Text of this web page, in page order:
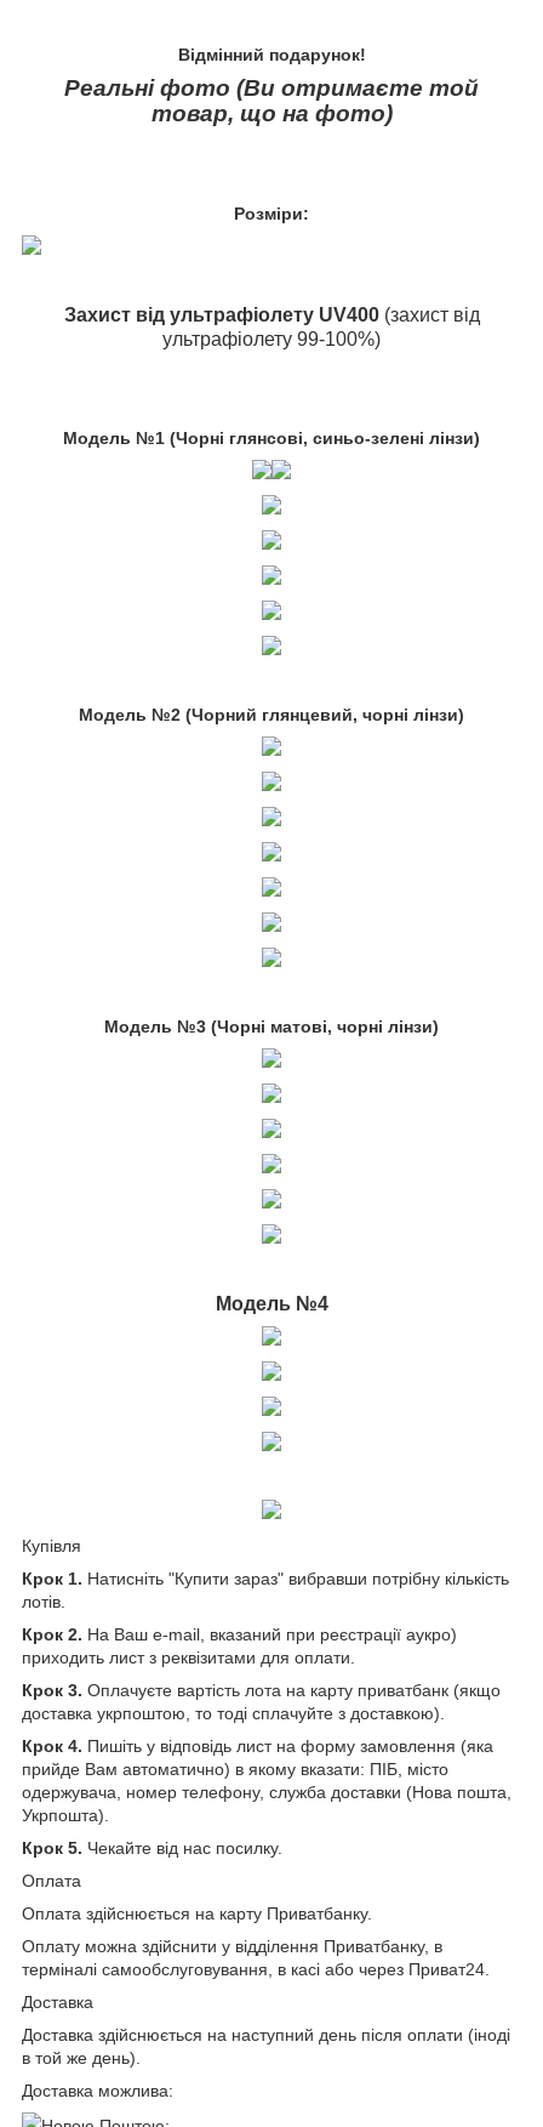
Відмінний подарунок!
Реальні фото (Ви отримаєте той
товар, що на фото)
Розміри:
Захист від ультрафіолету UV400 (захист від
ультрафіолету 99-100%)
Модель №1 (Чорні глянсові, синьо-зелені лінзи)
Модель №2 (Чорний глянцевий, чорні лінзи)
Модель №3 (Чорні матові, чорні лінзи)
Модель №4
Купівля
Крок 1. Натисніть "Купити зараз" вибравши потрібну кількість
лотів.
Крок 2. На Ваш e-mail, вказаний при реєстрації аукро)
приходить лист з реквізитами для оплати.
Крок 3. Оплачуєте вартість лота на карту приватбанк (якщо
доставка укрпоштою, то тоді сплачуйте з доставкою).
Крок 4. Пишіть у відповідь лист на форму замовлення (яка
прийде Вам автоматично) в якому вказати: ПІБ, місто
одержувача, номер телефону, служба доставки (Нова пошта,
Укрпошта).
Крок 5. Чекайте від нас посилку.
Оплата
Оплата здійснюється на карту Приватбанку.
Оплату можна здійснити у відділення Приватбанку, в
терміналі самообслуговування, в касі або через Приват24.
Доставка
Доставка здійснюється на наступний день після оплати (іноді
в той же день).
Доставка можлива: